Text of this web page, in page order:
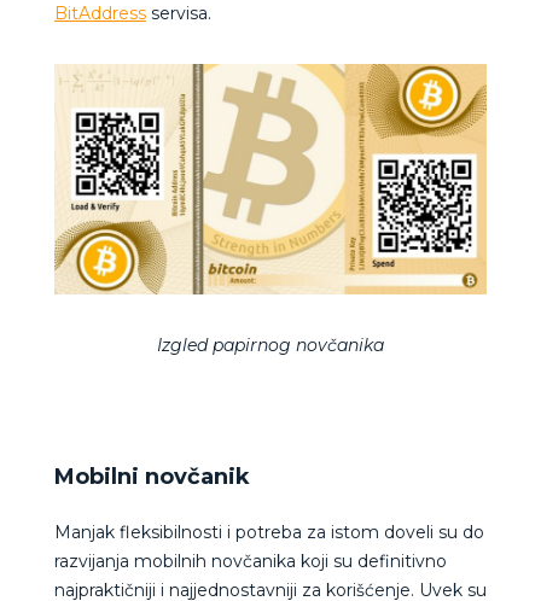
BitAddressservisa.
Izgled papirnog novčanika
Mobilni novčanik
Manjak fleksibilnosti i potreba za istom doveli su do
razvijanja mobilnih novčanika koji su definitivno
najpraktičniji i najjednostavniji za korišćenje. Uvek su